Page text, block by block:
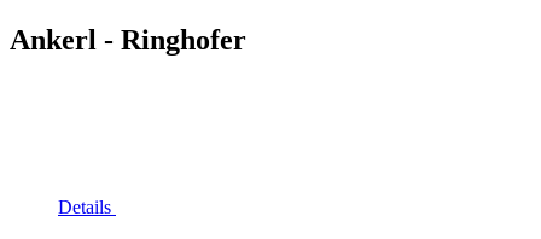
Ankerl - Ringhofer
Details